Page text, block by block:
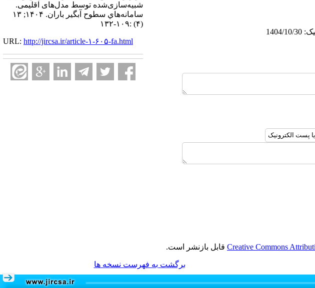
شبیه‌سازی‌شده توسط مدل‌های اقلیمی.
سامانه‌هاي سطوح آبگير باران. ۱۴۰۴; ۱۳
(۴) :۱۰۹-۱۳۲
URL: http://jircsa.ir/article-۱-۶۰۵-fa.html
Creative Commons قابل بازنشر است.
برگشت به فهرست نسخه ها